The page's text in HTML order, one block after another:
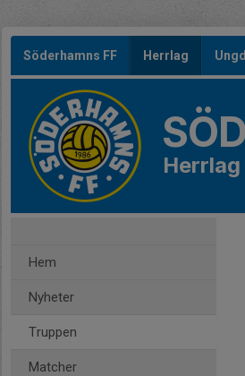
Söderhamns FF Herrlag
Herrlag
Hem
Nyheter
Truppen
Matcher